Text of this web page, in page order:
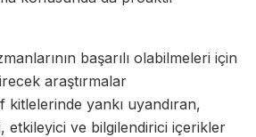
başarılı olabilmeleri için
araştırmalar
kitlelerinde yankı uyandıran,
etkileyici ve bilgilendirici içerikler